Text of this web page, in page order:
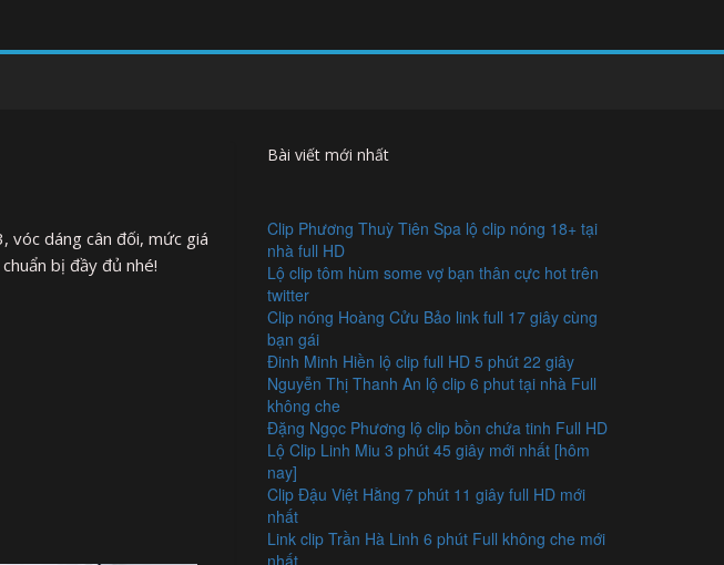
vóc dáng cân đối, mức giá
bị đầy đủ nhé!
Bài viết mới nhất
Clip Phương Thuỳ Tiên Spa lộ clip nóng 18+ tại
nhà full HD
Lộ clip tôm hùm some vợ bạn thân cực hot trên
twitter
Clip nóng Hoàng Cửu Bảo link full 17 giây cùng
bạn gái
Đinh Minh Hiền lộ clip full HD 5 phút 22 giây
Nguyễn Thị Thanh An lộ clip 6 phut tại nhà Full
không che
Đặng Ngọc Phương lộ clip bồn chứa tinh Full HD
Lộ Clip Linh Miu 3 phút 45 giây mới nhất [hôm
nay]
Clip Đậu Việt Hằng 7 phút 11 giây full HD mới
nhất
Link clip Trần Hà Linh 6 phút Full không che mới
nhất